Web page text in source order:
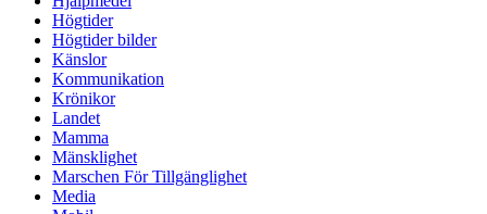
Högtider
Högtider bilder
Känslor
Kommunikation
Krönikor
Landet
Mamma
Mänsklighet
Marschen För Tillgänglighet
Media